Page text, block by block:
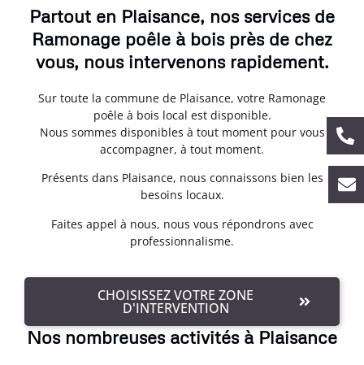
Partout en Plaisance, nos services de
Ramonage poêle à bois près de chez
vous, nous intervenons rapidement.
Sur toute la commune de Plaisance, votre Ramonage
poêle à bois local est disponible.
Nous sommes disponibles à tout moment pour vous
accompagner, à tout moment.
Présents dans Plaisance, nous connaissons bien les
besoins locaux.
Faites appel à nous, nous vous répondrons avec
professionnalisme.
CHOISISSEZ VOTRE ZONE
D'INTERVENTION
Nos nombreuses activités à Plaisance